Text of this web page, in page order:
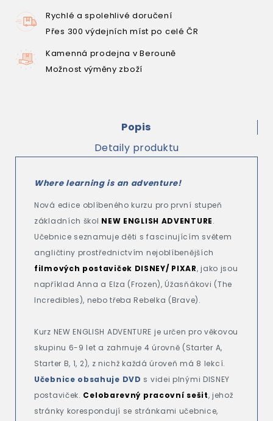
Rychlé a spolehlivé doručení
Přes 300 výdejních míst po celé ČR
Kamenná prodejna v Berouně
Možnost výměny zboží
Popis
Detaily produktu
Where learning is an adventure!
Nová edice oblíbeného kurzu pro první stupeň
základních škol NEW ENGLISH ADVENTURE.
Učebnice seznamuje děti s fascinujícím světem
angličtiny prostřednictvím nejoblíbenějších
filmových postaviček DISNEY/ PIXAR, jako jsou
například Anna a Elza (Frozen), Úžasňákovi (The
Incredibles), nebo třeba Rebelka (Brave).
Kurz NEW ENGLISH ADVENTURE je určen pro věkovou
skupinu 6-9 let a zahrnuje 4 úrovně (Starter A,
Starter B, 1, 2), z nichž každá úroveň má 8 lekcí.
Učebnice obsahuje DVD s videi plnými DISNEY
postaviček. Celobarevný pracovní sešit, jehož
stránky korespondují se stránkami učebnice,